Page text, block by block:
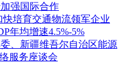
强国际合作
培育交通物流领军企业
年均增速4.5%-5%
、新疆维吾尔自治区能源
服务座谈会